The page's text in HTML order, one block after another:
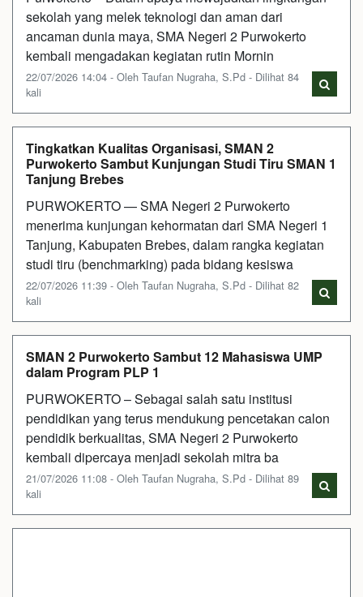
sekolah yang melek teknologi dan aman dari
ancaman dunia maya, SMA Negeri 2 Purwokerto
kembali mengadakan kegiatan rutin Mornin
22/07/2026 14:04 - Oleh Taufan Nugraha, S.Pd - Dilihat 84
kali
Tingkatkan Kualitas Organisasi, SMAN 2
Purwokerto Sambut Kunjungan Studi Tiru SMAN 1
Tanjung Brebes
PURWOKERTO — SMA Negeri 2 Purwokerto
menerima kunjungan kehormatan dari SMA Negeri 1
Tanjung, Kabupaten Brebes, dalam rangka kegiatan
studi tiru (benchmarking) pada bidang kesiswa
22/07/2026 11:39 - Oleh Taufan Nugraha, S.Pd - Dilihat 82
kali
SMAN 2 Purwokerto Sambut 12 Mahasiswa UMP
dalam Program PLP 1
PURWOKERTO – Sebagai salah satu institusi
pendidikan yang terus mendukung pencetakan calon
pendidik berkualitas, SMA Negeri 2 Purwokerto
kembali dipercaya menjadi sekolah mitra ba
21/07/2026 11:08 - Oleh Taufan Nugraha, S.Pd - Dilihat 89
kali